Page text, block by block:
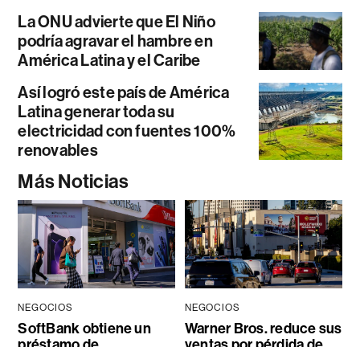
La ONU advierte que El Niño
podría agravar el hambre en
América Latina y el Caribe
Así logró este país de América
Latina generar toda su
electricidad con fuentes 100%
renovables
Más Noticias
NEGOCIOS
SoftBank obtiene un
NEGOCIOS
Warner Bros. reduce sus